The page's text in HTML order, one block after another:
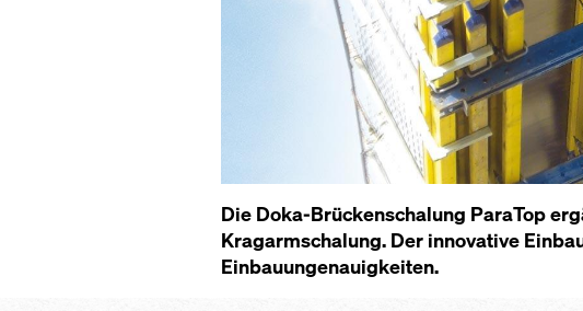
Die Doka-Brückenschalung ParaTop
Kragarmschalung. Der innovative
Einbauungenauigkeiten.